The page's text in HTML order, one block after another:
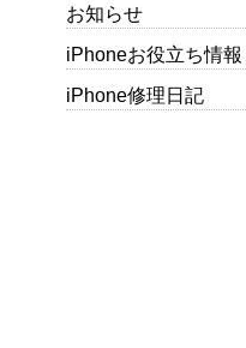
お知らせ
iPhoneお役立ち情報
iPhone修理日記